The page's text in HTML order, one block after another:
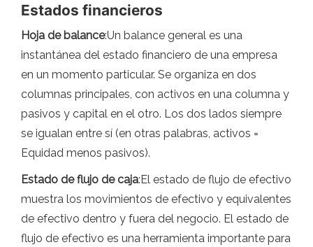
Estados financieros
Hoja de balance:Un balance general es una
instantánea del estado financiero de una empresa
en un momento particular. Se organiza en dos
columnas principales, con activos en una columna y
pasivos y capital en el otro. Los dos lados siempre
se igualan entre sí (en otras palabras, activos =
Equidad menos pasivos).
Estado de flujo de caja:El estado de flujo de efectivo
muestra los movimientos de efectivo y equivalentes
de efectivo dentro y fuera del negocio. El estado de
flujo de efectivo es una herramienta importante para